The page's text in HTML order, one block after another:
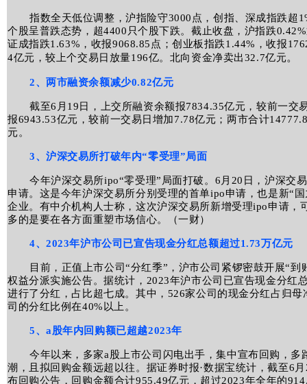
指数全天低位调整，沪指险守3000点，创指、深成指跌超
个股呈普跌态势，超4400只个股下跌。截止收盘，沪指跌
证成指跌1.63%，收报9068.85点；创业板指跌1.44%，收报
4亿元，较上个交易日放量196亿。 北向资金净卖出32.7亿元。
2、两市融资余额减少0.82亿元
截至6月19日，上交所融资余额报7834.35亿元，较前一交
报6943.53亿元，较前一交易日增加7.78亿元；两市合计
元。
3、沪深交易所打破年内“零受理”局面
今年沪深交易所ipo“零受理”局面打破。6月20日，沪深交
申请。这是今年沪深交易所分别受理的首单ipo申请，也是新“
企业。有中介机构人士称，这次沪深交易所新增受理ipo申请，
多的是要在各方面重塑市场信心。（一财）
4、2023年沪市公司已宣告现金分红总额超过1.73万亿元
目前，正值上市公司“分红季”，沪市公司紧锣密鼓开展“
权益分派实施公告。据统计，2023年沪市公司已宣告现金分红
进行了分红，占比超七成。其中，526家公司的现金分红占归
司的分红比例在40%以上。
5、a股年内回购额已超越2023年
今年以来，多家a股上市公司闪电出手，集中宣布回购，
潮，且拟回购金额远超以往。据证券时报·数据宝统计，截至6
布回购公告，回购金额合计955.49亿元，超过2023年全年的